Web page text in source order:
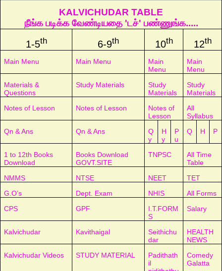
KALVICHUDAR TABLE
நீங்க படிக்க வேண்டியதை 'டச்' பண்ணுங்க.....
1-5th 6-9th 10th 12th
Main Menu Main Menu
Main
Menu
Main
Menu
Materials &
Questions
Study Materials
Study
Materials
Study
Materials
Notes of Lesson
Notes of Lesson
Notes of
Lesson
All
Syllabus
Qn & Ans
Qn & Ans
Q
y
H
y
P
u
Q H P
1 to 12th Books
Download
Books Download
GOVT.SITE
TNPSC
All Time
Table
NMMS
NTSE NEET
TET
G.O’s
Dept. Exam NHIS
All Forms
CPS
GPF
I.T.FORM
S
Salary
Kalvichudar Kavithaigal
Seithichu
dar
HEALTH
NEWS
Kalvichudar Videos
STUDY MATERIAL
Padithath
il
Comedy
Galatta